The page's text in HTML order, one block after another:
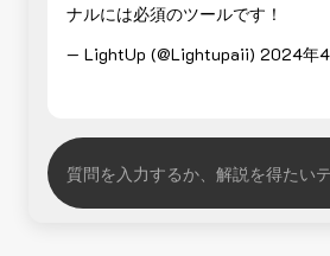
ナルには必須のツールです！
— LightUp (@Lightupaii) 2024年4